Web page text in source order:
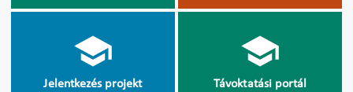
Jelentkezés projekt
Távoktatási portál